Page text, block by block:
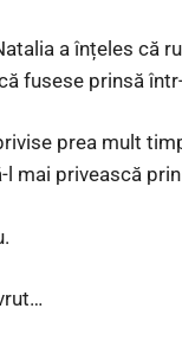
a înțeles că
fusese prinsă
prea mult
mai privească prin